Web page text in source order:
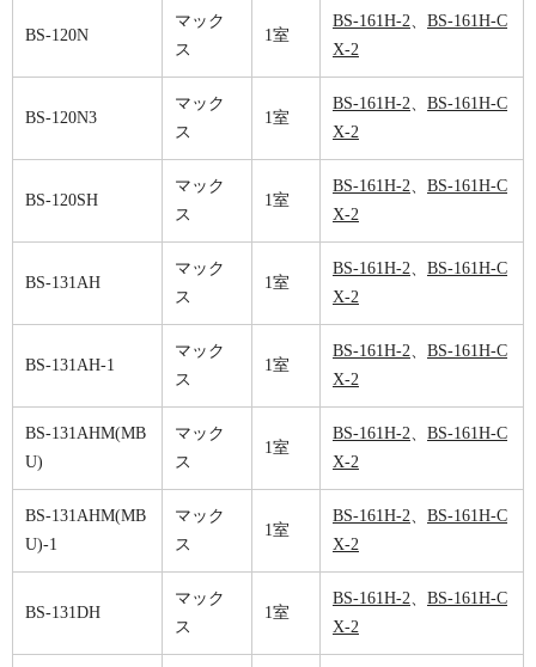
BS-120N
マック
ス
1室
BS-161H-2
BS-161H-C
X-2
BS-120N3
マック
ス
1室
BS-161H-2
BS-161H-C
X-2
BS-120SH
マック
ス
1室
BS-161H-2
BS-161H-C
X-2
BS-131AH
マック
ス
1室
BS-161H-2
BS-161H-C
X-2
BS-131AH-1
マック
ス
1室
BS-161H-2
BS-161H-C
X-2
BS-131AHM(MB
U)
マック
ス
1室
BS-161H-2
BS-161H-C
X-2
BS-131AHM(MB
U)-1
マック
ス
1室
BS-161H-2
BS-161H-C
X-2
BS-131DH
マック
ス
1室
BS-161H-2
BS-161H-C
X-2